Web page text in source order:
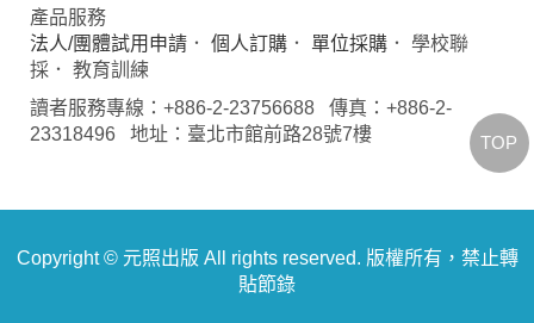
產品服務
法人/團體試用申請 ． 個人訂購 ． 單位採購 ． 學校聯
採． 教育訓練
讀者服務專線：+886-2-23756688 傳真：+886-2-
23318496 地址：臺北市館前路28號7樓
Copyright © 元照出版 All rights reserved. 版權所有，禁止轉
貼節錄
TOP